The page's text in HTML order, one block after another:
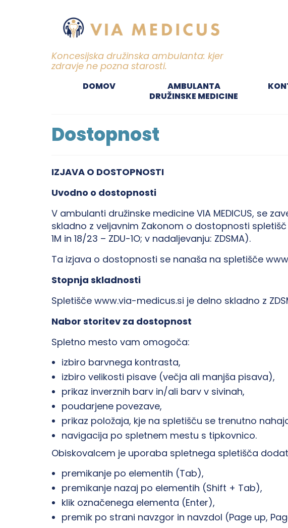
Koncesijska družinska ambulanta: kjer
zdravje ne pozna starosti.
DOMOV
AMBULANTA
DRUŽINSKE MEDICINE
Dostopnost
IZJAVA O DOSTOPNOSTI
Uvodno o dostopnosti
V ambulanti družinske medicine VIA MEDICUS, se
skladno z veljavnim Zakonom o dostopnosti spletišč
1M in 18/23 – ZDU-1O; v nadaljevanju: ZDSMA).
Ta izjava o dostopnosti se nanaša na spletišče
Stopnja skladnosti
Spletišče www.via-medicus.si je delno skladno z
Nabor storitev za dostopnost
Spletno mesto vam omogoča:
izbiro barvnega kontrasta,
izbiro velikosti pisave (večja ali manjša pisava),
prikaz inverznih barv in/ali barv v sivinah,
poudarjene povezave,
prikaz položaja, kje na spletišču se trenutno
navigacija po spletnem mestu s tipkovnico.
Obiskovalcem je uporaba spletnega spletišča
premikanje po elementih (Tab),
premikanje nazaj po elementih (Shift + Tab),
klik označenega elementa (Enter),
premik po strani navzgor in navzdol (Page up,